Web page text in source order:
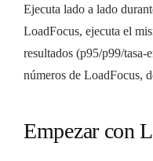
Ejecuta lado a lado
LoadFocus, ejecuta el
resultados (p95/p99/
números de LoadFocus,
Empezar con